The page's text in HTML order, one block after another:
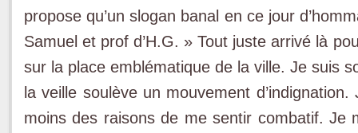
propose qu’un slogan banal en ce jour
Samuel et prof d’H.G. » Tout juste arrivé là
sur la place emblématique de la ville. Je suis
la veille soulève un mouvement
moins des raisons de me sentir combatif. Je